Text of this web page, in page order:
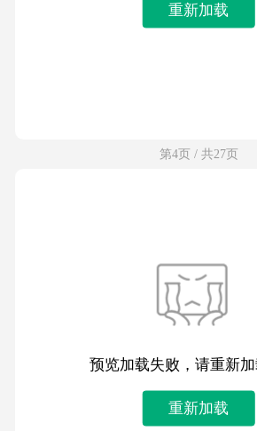
重新加载
第4页 / 共27页
预览加载失败，请重新
重新加载